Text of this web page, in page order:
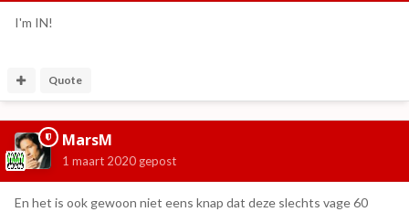
I'm IN!
Quote
MarsM
1 maart 2020 gepost
En het is ook gewoon niet eens knap dat deze slechts vage 60